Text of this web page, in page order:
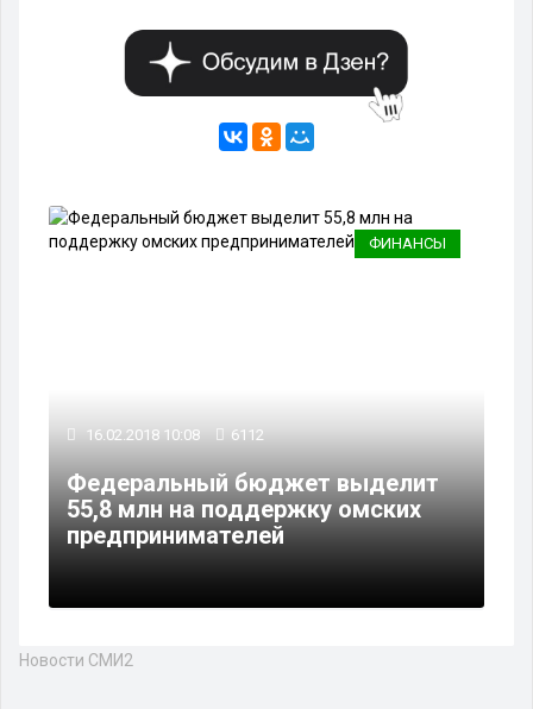
ФИНАНСЫ
16.02.2018 10:08 6112
Федеральный бюджет выделит
55,8 млн на поддержку омских
предпринимателей
Новости СМИ2